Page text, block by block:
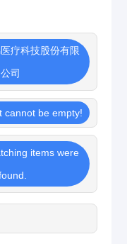
疗科技股份有限
公司
cannot be empty!
items were